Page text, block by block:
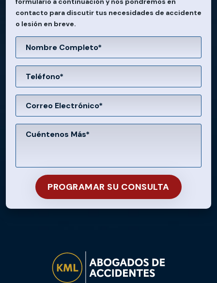
contacto para discutir tus necesidades de accidente
o lesión en breve.